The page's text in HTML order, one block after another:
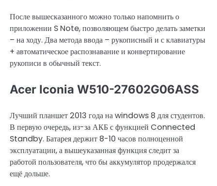
После вышесказанного можно только напомнить о
приложении S Note, позволяющем быстро делать заметки
– на ходу. Два метода ввода – рукописный и с клавиатуры
+ автоматическое распознавание и конвертирование
рукописи в обычный текст.
Acer Iconia W510-27602G06ASS
Лучший планшет 2013 года на windows 8 для студентов.
В первую очередь, из-за АКБ с функцией Connected
Standby. Батарея держит 8-10 часов полноценной
эксплуатации, а вышеуказанная функция следит за
работой пользователя, что бы аккумулятор продержался
ещё дольше.